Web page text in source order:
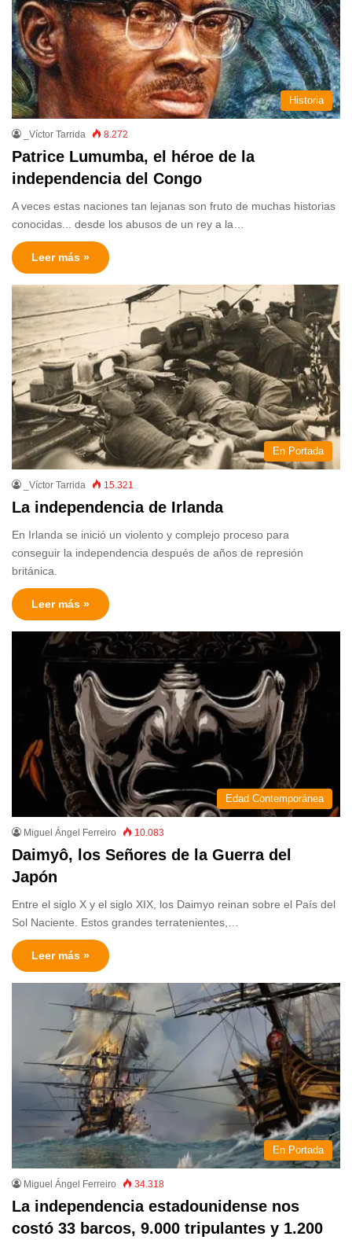
Historia
_Víctor Tarrida 8.272
Patrice Lumumba, el héroe de la
independencia del Congo
A veces estas naciones tan lejanas son fruto de muchas historias
conocidas... desde los abusos de un rey a la…
Leer más »
En Portada
_Víctor Tarrida 15.321
La independencia de Irlanda
En Irlanda se inició un violento y complejo proceso para
conseguir la independencia después de años de represión
británica.
Leer más »
Edad Contemporánea
Miguel Ángel Ferreiro 10.083
Daimyô, los Señores de la Guerra del
Japón
Entre el siglo X y el siglo XIX, los Daimyo reinan sobre el País del
Sol Naciente. Estos grandes terratenientes,…
Leer más »
En Portada
Miguel Ángel Ferreiro 34.318
La independencia estadounidense nos
costó 33 barcos, 9.000 tripulantes y 1.200